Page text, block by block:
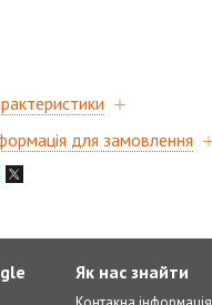
для замовлення
Як нас знайти